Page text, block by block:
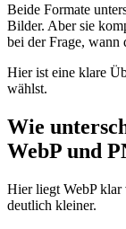
Beide Formate
Bilder. Aber sie
bei der Frage, wann
Hier ist eine klare
wählst.
Wie
WebP und
Hier liegt WebP
deutlich kleiner.